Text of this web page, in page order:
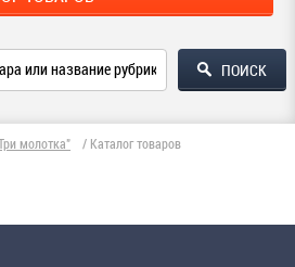
молотка" / Каталог товаров